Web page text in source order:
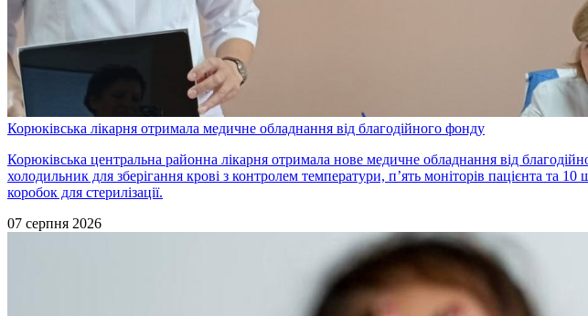
Корюківська лікарня отримала медичне обладнання від благодійного фонду
Корюківська центральна районна лікарня отримала нове медичне обладнання від
холодильник для зберігання крові з контролем температури, п’ять моніторів пацієнта та
коробок для стерилізації.
07 серпня 2026